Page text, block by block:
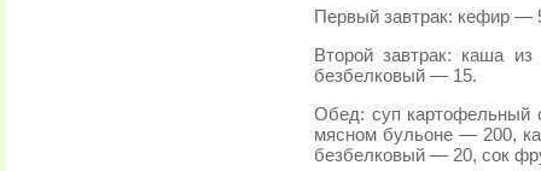
Первый завтрак: кефир —
Второй завтрак: каша
безбелковый — 15.
Обед: суп картофельный
мясном бульоне — 200,
безбелковый — 20, сок